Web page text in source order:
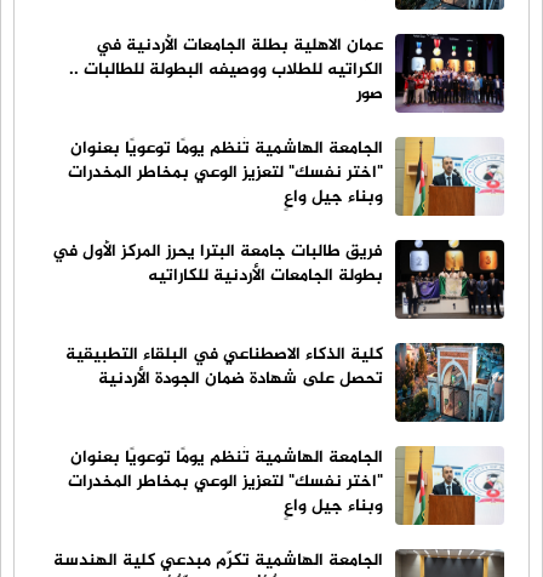
عمان الاهلية بطلة الجامعات الأردنية في
الكراتيه للطلاب ووصيفه البطولة للطالبات ..
صور
الجامعة الهاشمية تُنظم يومًا توعويًا بعنوان
"اختر نفسك" لتعزيز الوعي بمخاطر المخدرات
وبناء جيل واعٍ
فريق طالبات جامعة البترا يحرز المركز الأول في
بطولة الجامعات الأردنية للكاراتيه
كلية الذكاء الاصطناعي في البلقاء التطبيقية
تحصل على شهادة ضمان الجودة الأردنية
الجامعة الهاشمية تُنظم يومًا توعويًا بعنوان
"اختر نفسك" لتعزيز الوعي بمخاطر المخدرات
وبناء جيل واعٍ
الجامعة الهاشمية تكرّم مبدعي كلية الهندسة